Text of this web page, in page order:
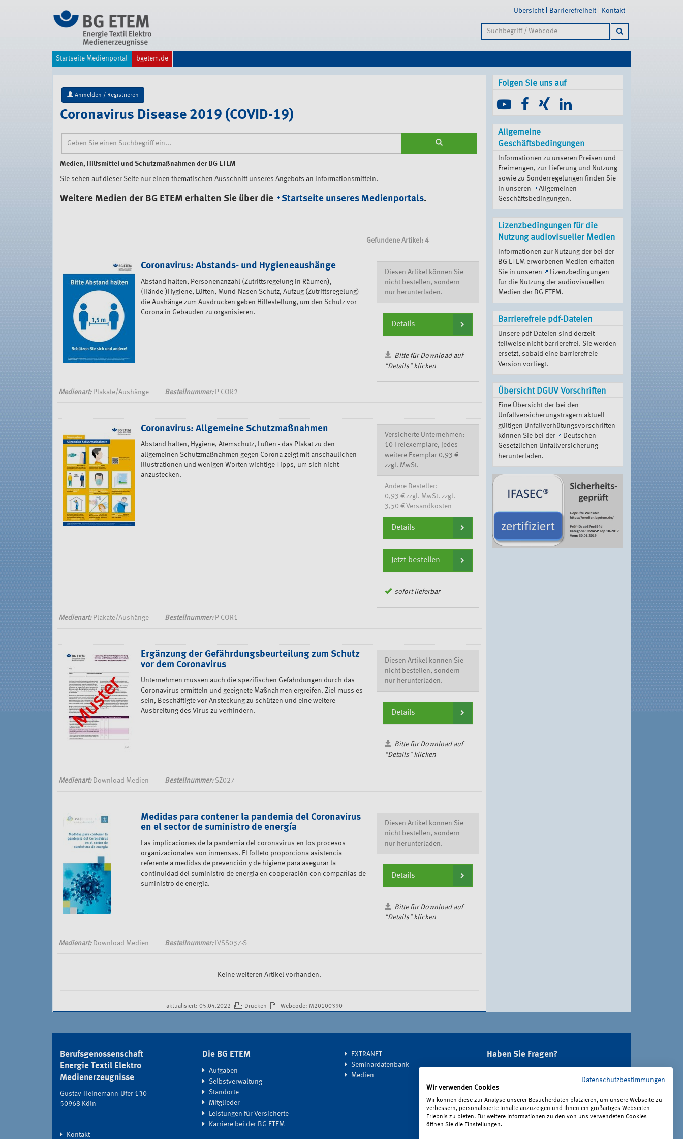
Übersicht Barrierefreiheit Kontakt
Startseite Medienportal bgetem.de
Anmelden / Registrieren
Coronavirus Disease 2019 (COVID-19)
Medien, Hilfsmittel und Schutzmaßnahmen der BG ETEM
Sie sehen auf dieser Seite nur einen thematischen Ausschnitt unseres Angebots an Informationsmitteln.
Weitere Medien der BG ETEM erhalten Sie über die Startseite unseres Medienportals.
Gefundene Artikel: 4
Coronavirus: Abstands- und Hygieneaushänge
Abstand halten, Personenanzahl (Zutrittsregelung in Räumen),
(Hände-)Hygiene, Lüften, Mund-Nasen-Schutz, Aufzug (Zutrittsregelung) -
die Aushänge zum Ausdrucken geben Hilfestellung, um den Schutz vor
Corona in Gebäuden zu organisieren.
Diesen Artikel können Sie
nicht bestellen, sondern
nur herunterladen.
Details
Bitte für Download auf
"Details" klicken
Medienart:Plakate/Aushänge Bestellnummer:P COR2
Coronavirus: Allgemeine Schutzmaßnahmen
Abstand halten, Hygiene, Atemschutz, Lüften - das Plakat zu den
allgemeinen Schutzmaßnahmen gegen Corona zeigt mit anschaulichen
Illustrationen und wenigen Worten wichtige Tipps, um sich nicht
anzustecken.
Versicherte Unternehmen:
10 Freiexemplare, jedes
weitere Exemplar 0,93 €
zzgl. MwSt.
Andere Besteller:
0,93 € zzgl. MwSt. zzgl.
3,50 € Versandkosten
Details
Jetzt bestellen
sofort lieferbar
Medienart:Plakate/Aushänge Bestellnummer:P COR1
Ergänzung der Gefährdungsbeurteilung zum Schutz
vor dem Coronavirus
Unternehmen müssen auch die spezifischen Gefährdungen durch das
Coronavirus ermitteln und geeignete Maßnahmen ergreifen. Ziel muss es
sein, Beschäftigte vor Ansteckung zu schützen und eine weitere
Ausbreitung des Virus zu verhindern.
Diesen Artikel können Sie
nicht bestellen, sondern
nur herunterladen.
Details
Bitte für Download auf
"Details" klicken
Medienart:Download Medien Bestellnummer:SZ027
Medidas para contener la pandemia del Coronavirus
en el sector de suministro de energía
Las implicaciones de la pandemia del coronavirus en los procesos
organizacionales son inmensas. El folleto proporciona asistencia
referente a medidas de prevención y de higiene para asegurar la
continuidad del suministro de energía en cooperación con compañías de
suministro de energía.
Diesen Artikel können Sie
nicht bestellen, sondern
nur herunterladen.
Details
Bitte für Download auf
"Details" klicken
Medienart:Download Medien Bestellnummer:IVSS037-S
Keine weiteren Artikel vorhanden.
Document
Actions
aktualisiert: 05.04.2022 Drucken Webcode: M20100390
Folgen Sie uns auf
Allgemeine
Geschäftsbedingungen
Informationen zu unseren Preisen und
Freimengen, zur Lieferung und Nutzung
sowie zu Sonderregelungen finden Sie
in unseren
Allgemeinen
Geschäftsbedingungen.
Lizenzbedingungen für die
Nutzung audiovisueller Medien
Informationen zur Nutzung der bei der
BG ETEM erworbenen Medien erhalten
Sie in unseren
Lizenzbedingungen
für die Nutzung der audiovisuellen
Medien der BG ETEM.
Barrierefreie pdf-Dateien
Unsere pdf-Dateien sind derzeit
teilweise nicht barrierefrei. Sie werden
ersetzt, sobald eine barrierefreie
Version vorliegt.
Übersicht DGUV Vorschriften
Eine Übersicht der bei den
Unfallversicherungsträgern aktuell
gültigen Unfallverhütungsvorschriften
können Sie bei der
Deutschen
Gesetzlichen Unfallversicherung
herunterladen.
Berufsgenossenschaft
Energie Textil Elektro
Medienerzeugnisse
Gustav-Heinemann-Ufer 130
50968 Köln
Kontakt
Die BG ETEM
Aufgaben
Selbstverwaltung
Standorte
Mitglieder
Leistungen für Versicherte
Karriere bei der BG ETEM
EXTRANET
Seminardatenbank
Medien
Haben Sie Fragen?
Hier finden Sie Ihre Ansprechperson für
Rehabilitation und Entschädigung,
Prävention sowie Fragen zu Mitgliedschaft
und Beitrag.
Datenschutzbestimmungen
Wir verwenden Cookies
Wir können diese zur Analyse unserer Besucherdaten platzieren, um unsere Webseite zu
verbessern, personalisierte Inhalte anzuzeigen und Ihnen ein großartiges Webseiten-
Erlebnis zu bieten. Für weitere Informationen zu den von uns verwendeten Cookies
öffnen Sie die Einstellungen.